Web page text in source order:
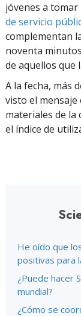
jóvenes a tomar
de servicio
complementan
noventa
de aquellos que
A la fecha, más
visto el mensaje
materiales de la
el índice de
He oído que
positivas para
¿Puede hacer
mundial?
¿Cómo se